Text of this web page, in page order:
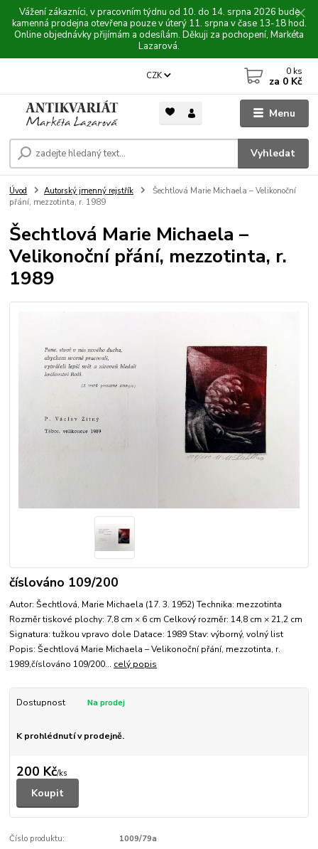
Vážení zákazníci, v pracovním týdnu od 10. do 14. srpna 2026 bude
kamenná prodejna otevřena pouze v úterý 11. srpna v čase 13-18 hod.
Online objednávky přijímám a odesílám. Děkuji za pochopení, Markéta
Lazarová.
Menu
CZK
Vyhledat
0 ks
za 0 Kč
Úvod Autorský jmenný rejstřík
Šechtlová Marie Michaela – Velikonoční
přání, mezzotinta, r. 1989
Šechtlová Marie Michaela –
Velikonoční přání, mezzotinta, r.
1989
číslováno 109/200
Autor: Šechtlová, Marie Michaela (17. 3. 1952) Technika: mezzotinta
Rozměr tiskové plochy: 7,8 cm × 6 cm Celkový rozměr: 14,8 cm × 21,2 cm
Signatura: tužkou vpravo dole Datace: 1989 Stav: výborný, volný list
Popis: Šechtlová Marie Michaela – Velikonoční přání, mezzotinta, r.
1989,číslováno 109/200... celý popis
Dostupnost
K prohlédnutí v prodejně.
200 Kč/ks
Koupit
Číslo produktu: 1009/79a